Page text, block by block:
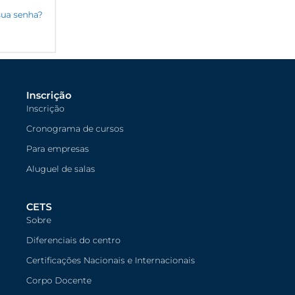
senha?
Inscrição
Inscrição
Cronograma de cursos
Para empresas
Aluguel de salas
CETS
Sobre
Diferenciais do centro
Certificações Nacionais e Internacionais
Corpo Docente